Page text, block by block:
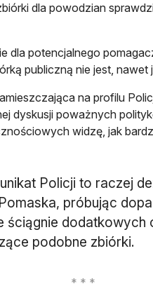
dla powodzian
karcie
dla potencjalnego
publiczną nie jest,
na profilu
dyskusji poważnych
widzę, jak
Policji to raczej
próbując
ściągnie
podobne zbiórki.